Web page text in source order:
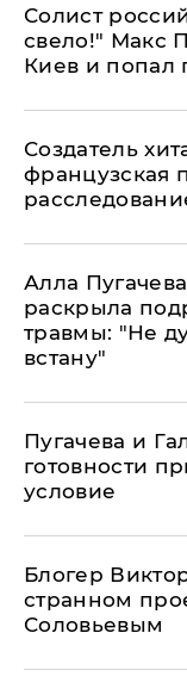
Солист
свело!" Макс
Киев и попал
Создатель
французская
Алла
раскрыла
травмы: "Не
встану"
Пугачева и
готовности
условие
Блогер
странном
Соловьевым